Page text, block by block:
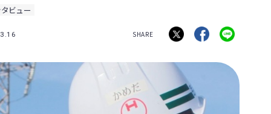
ビュー
SHARE